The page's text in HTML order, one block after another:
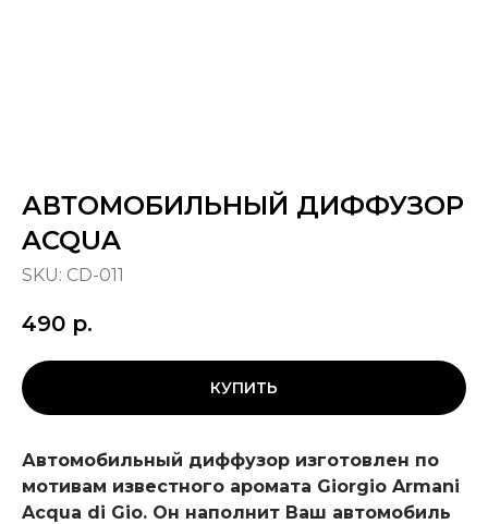
АВТОМОБИЛЬНЫЙ ДИФФУЗОР
ACQUA
SKU: CD-011
490 р.
КУПИТЬ
Автомобильный диффузор изготовлен по
мотивам известного аромата Giorgio Armani
Acqua di Gio. Он наполнит Ваш автомобиль